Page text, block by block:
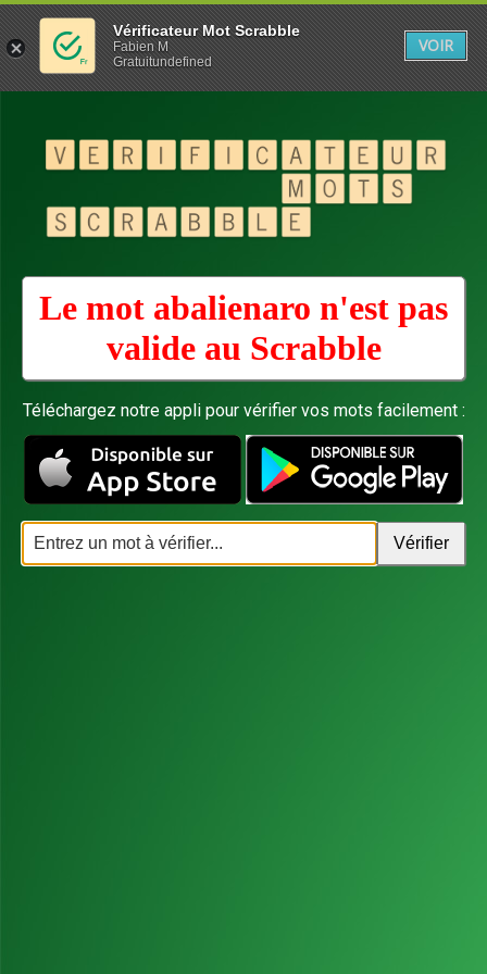
Le mot abalienaro n'est pas
valide au Scrabble
Téléchargez notre appli pour vérifier vos mots facilement :
Vérificateur Mot Scrabble
Fabien M
Gratuitundefined
VOIR